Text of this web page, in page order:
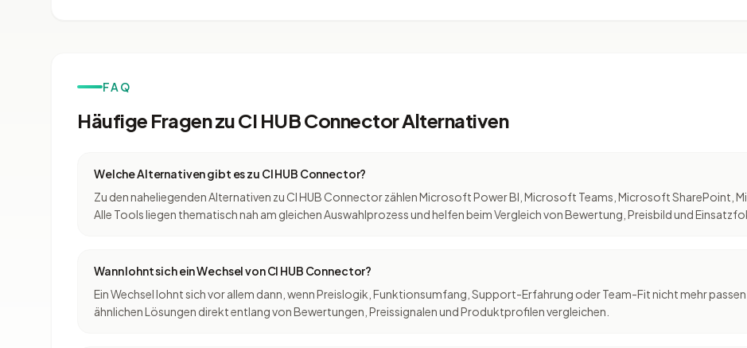
FAQ
Häufige Fragen zu CI HUB Connector Alternativen
Welche Alternativen gibt es zu CI HUB Connector?
Zu den naheliegenden Alternativen zu CI HUB Connector zählen Microsoft Power BI, Microsoft Teams, Microsoft SharePoint,
Alle Tools liegen thematisch nah am gleichen Auswahlprozess und helfen beim Vergleich von Bewertung, Preisbild und
Wann lohnt sich ein Wechsel von CI HUB Connector?
Ein Wechsel lohnt sich vor allem dann, wenn Preislogik, Funktionsumfang, Support-Erfahrung oder Team-Fit nicht mehr
ähnlichen Lösungen direkt entlang von Bewertungen, Preissignalen und Produktprofilen vergleichen.